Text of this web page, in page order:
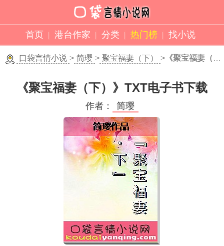
首页 港台作家 分类 热门榜 找小说
口袋言情小说 > 简璎 > 聚宝福妻（下） > 《聚宝福妻（下）》TXT下载
《聚宝福妻（下）》TXT电子书下载
作者： 简璎